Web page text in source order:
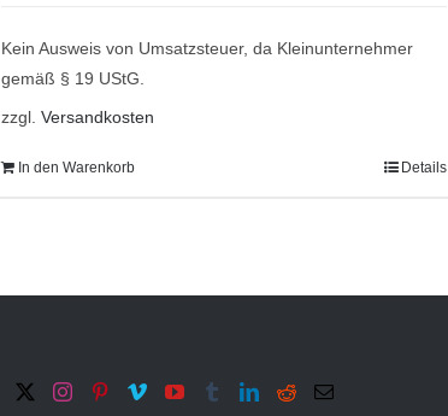
Kein Ausweis von Umsatzsteuer, da Kleinunternehmer
gemäß § 19 UStG.
zzgl.Versandkosten
In den Warenkorb Details